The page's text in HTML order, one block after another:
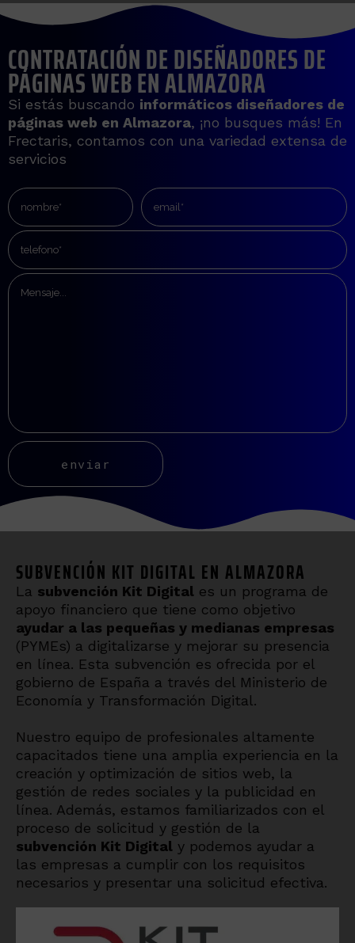
CONTRATACIÓN DE DISEÑADORES DE
PÁGINAS WEB EN ALMAZORA
Si estás buscando informáticos diseñadores de
páginas web en Almazora, ¡no busques más! En
Frectaris, contamos con una variedad extensa de
servicios
SUBVENCIÓN KIT DIGITAL EN ALMAZORA
La subvención Kit Digital es un programa de
apoyo financiero que tiene como objetivo
ayudar a las pequeñas y medianas empresas
(PYMEs) a digitalizarse y mejorar su presencia
en línea. Esta subvención es ofrecida por el
gobierno de España a través del Ministerio de
Economía y Transformación Digital.
Nuestro equipo de profesionales altamente
capacitados tiene una amplia experiencia en la
creación y optimización de sitios web, la
gestión de redes sociales y la publicidad en
línea. Además, estamos familiarizados con el
proceso de solicitud y gestión de la
subvención Kit Digital y podemos ayudar a
las empresas a cumplir con los requisitos
necesarios y presentar una solicitud efectiva.